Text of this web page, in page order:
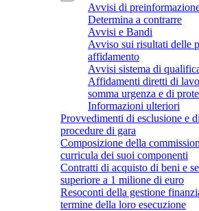
Avvisi di
Determina a contrarre
Avvisi e Bandi
Avviso sui risultati delle
affidamento
Avvisi sistema di
Affidamenti diretti di
somma urgenza e di
Informazioni ulteriori
Provvedimenti di esclusione e
procedure di gara
Composizione della
curricula dei suoi componenti
Contratti di acquisto di beni e
superiore a 1 milione di euro
Resoconti della gestione
termine della loro esecuzione